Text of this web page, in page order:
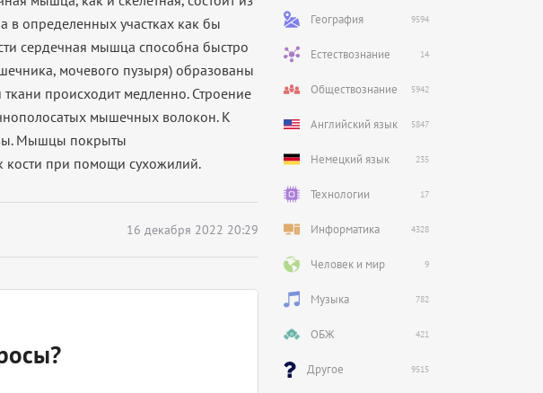
определенных участках как бы
сердечная мышца способна быстро
мочевого пузыря) образованы
происходит медленно.Строение
мышечных волокон. К
Мышцы покрыты
кости при помощи сухожилий.
16 декабря 2022 20:29
География 9594
Естествознание 14
Обществознание 5942
Английский язык 5847
Немецкий язык 235
Технологии 17
Информатика 4328
Человек и мир 9
Музыка 782
ОБЖ 421
Другое 9515